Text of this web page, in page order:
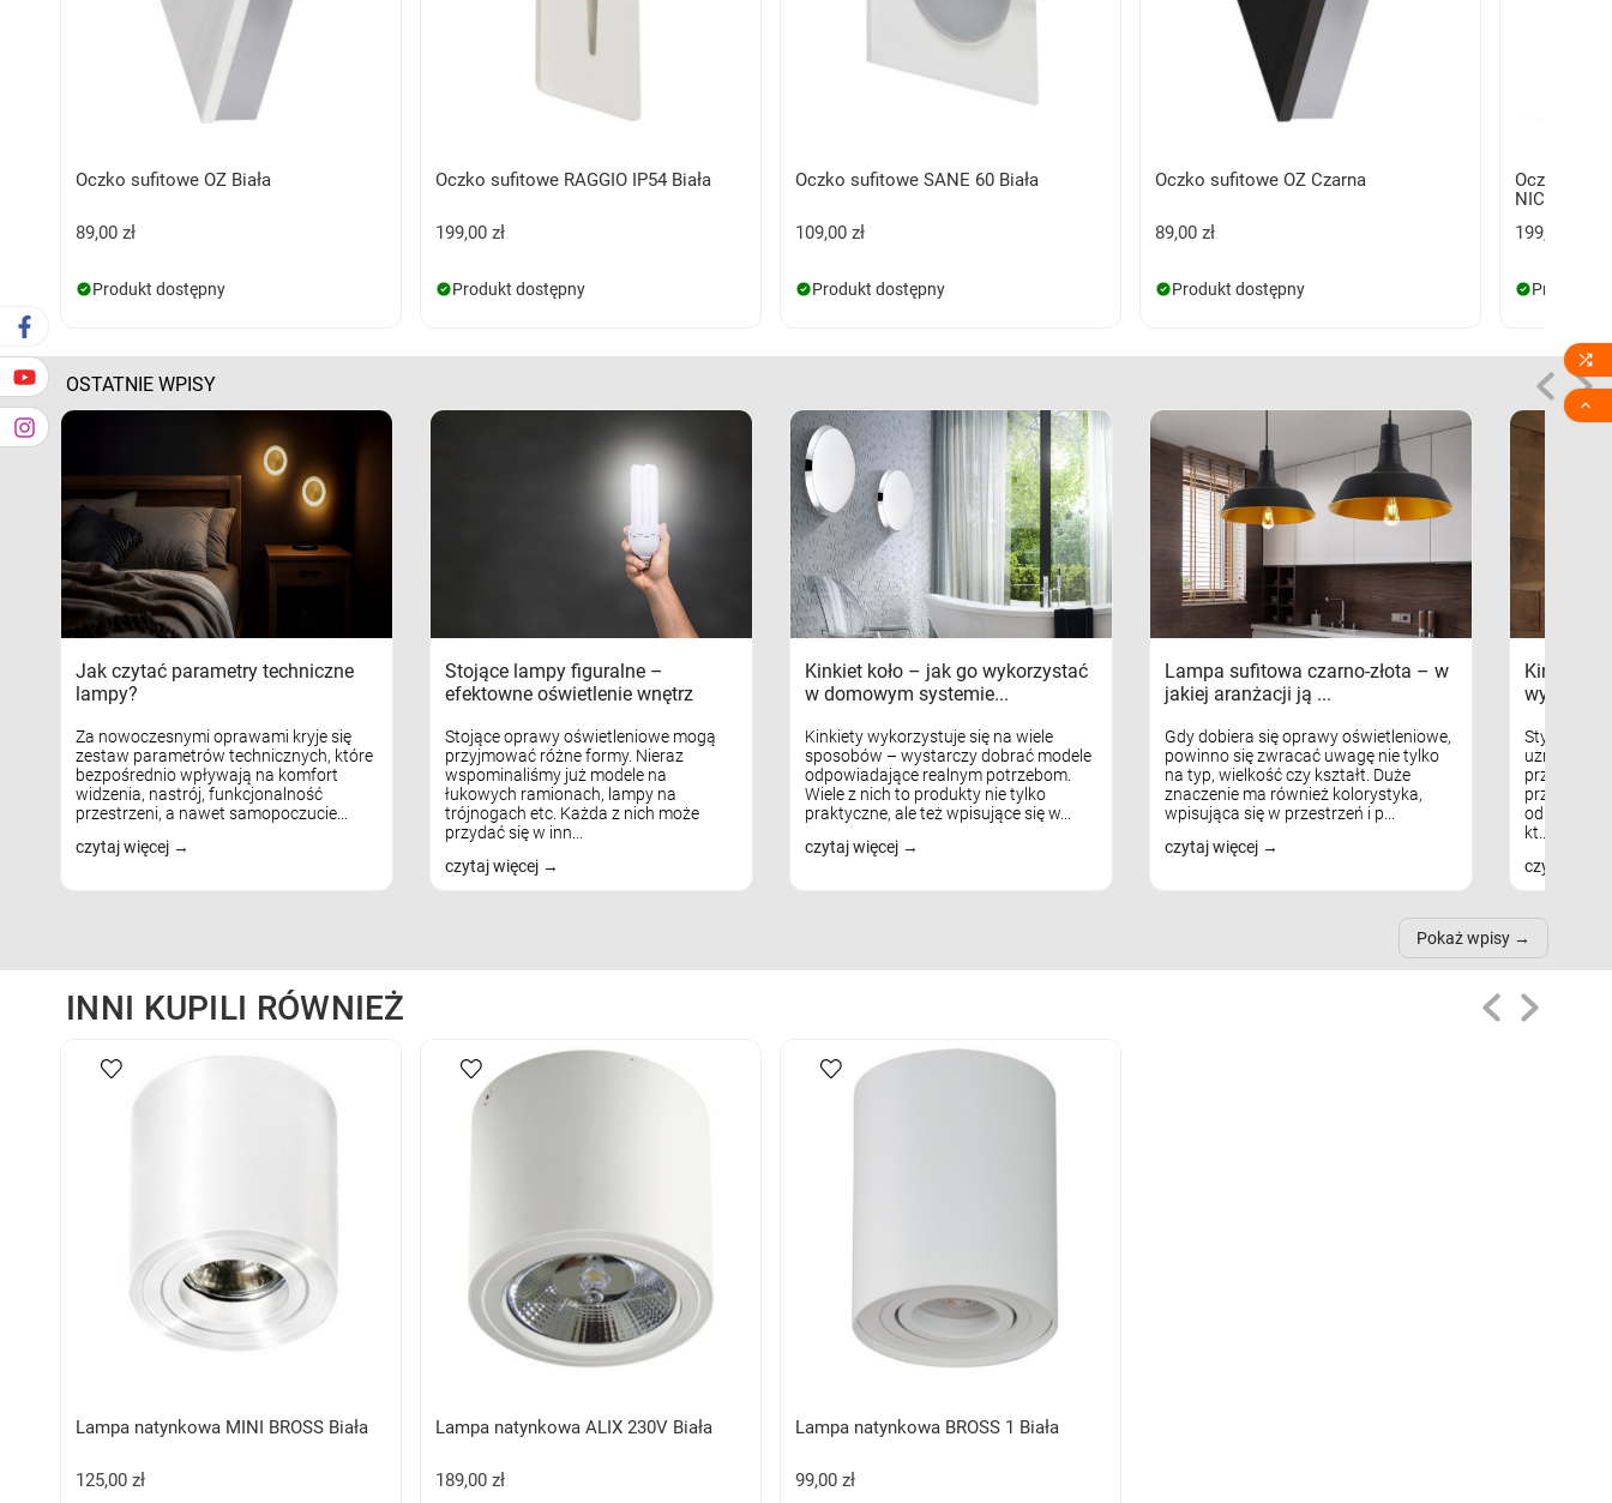
Oczko sufitowe OZ Biała
89,00 zł
Produkt dostępny
Oczko sufitowe RAGGIO IP54 Biała
199,00 zł
Produkt dostępny
Oczko sufitowe SANE 60 Biała
109,00 zł
Produkt dostępny
Oczko sufitowe OZ Czarna
89,00 zł
Produkt dostępny
Oczko
NICKEL
199,00 zł
Produkt
OSTATNIE WPISY
Jak czytać parametry techniczne
lampy?
Za nowoczesnymi oprawami kryje się
zestaw parametrów technicznych, które
bezpośrednio wpływają na komfort
widzenia, nastrój, funkcjonalność
przestrzeni, a nawet samopoczucie...
czytaj więcej
Stojące lampy figuralne –
efektowne oświetlenie wnętrz
Stojące oprawy oświetleniowe mogą
przyjmować różne formy. Nieraz
wspominaliśmy już modele na
łukowych ramionach, lampy na
trójnogach etc. Każda z nich może
przydać się w inn...
czytaj więcej
Kinkiet koło – jak go wykorzystać
w domowym systemie...
Kinkiety wykorzystuje się na wiele
sposobów – wystarczy dobrać modele
odpowiadające realnym potrzebom.
Wiele z nich to produkty nie tylko
praktyczne, ale też wpisujące się w...
czytaj więcej
Lampa sufitowa czarno-złota – w
jakiej aranżacji ją ...
Gdy dobiera się oprawy oświetleniowe,
powinno się zwracać uwagę nie tylko
na typ, wielkość czy kształt. Duże
znaczenie ma również kolorystyka,
wpisująca się w przestrzeń i p...
czytaj więcej
Kinkiety
Styl
uznaniem
kt...
czytaj
Pokaż wpisy
INNI KUPILI RÓWNIEŻ
Lampa natynkowa MINI BROSS Biała
125,00 zł
Lampa natynkowa ALIX 230V Biała
189,00 zł
Lampa natynkowa BROSS 1 Biała
99,00 zł

